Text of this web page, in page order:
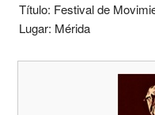
Título: Festival de
Lugar: Mérida